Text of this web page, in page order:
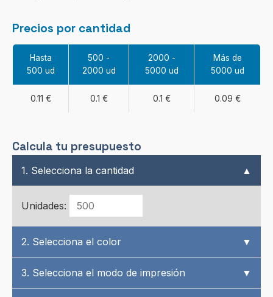
Precios por cantidad
Hasta
500 ud
500 -
2000 ud
2000 -
5000 ud
Más de
5000 ud
0.11 € 0.1 € 0.1 € 0.09 €
Calcula tu presupuesto
1. Selecciona la cantidad ▲
Unidades:
2. Selecciona el color ▼
3. Selecciona el modo de impresión ▼